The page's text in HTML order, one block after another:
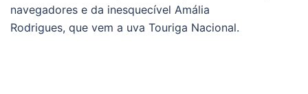
navegadores e da inesquecível Amália
Rodrigues, que vem a uva Touriga Nacional.